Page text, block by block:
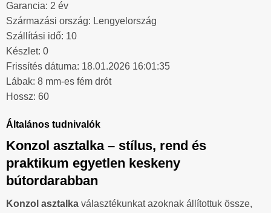
Garancia: 2 év
Származási ország: Lengyelország
Szállítási idő: 10
Készlet: 0
Frissítés dátuma: 18.01.2026 16:01:35
Lábak: 8 mm-es fém drót
Hossz: 60
Általános tudnivalók
Konzol asztalka – stílus, rend és
praktikum egyetlen keskeny
bútordarabban
Konzol asztalka választékunkat azoknak állítottuk össze,